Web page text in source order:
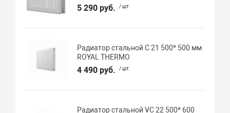
5 290 руб. / шт.
Радиатор стальной C 21 500* 500 мм
ROYAL THERMO
4 490 руб. / шт.
Радиатор стальной VC 22 500* 600